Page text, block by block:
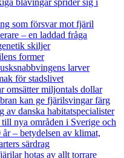
som försvar mot fjäril
– en laddad fråga
skiljer
former
larver
för stadslivet
omsätter miljontals dollar
kan ge fjärilsvingar färg
av danska habitatspecialister
nya områden i Sverige och
år– betydelsen av klimat,
särdrag
hotas av allt torrare